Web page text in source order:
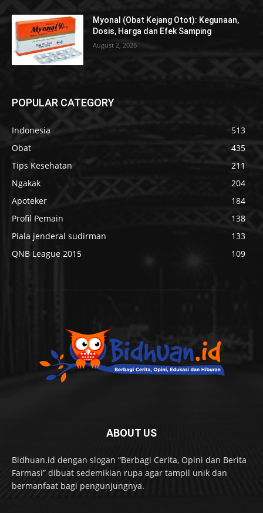
Myonal (Obat Kejang Otot): Kegunaan,
Dosis, Harga dan Efek Samping
August 2, 2026
POPULAR CATEGORY
Indonesia
513
Obat
435
Tips Kesehatan
211
Ngakak
204
Apoteker
184
Profil Pemain
138
Piala jenderal sudirman
133
QNB League 2015
109
ABOUT US
Bidhuan.id dengan slogan “Berbagi Cerita, Opini dan Berita
Farmasi” dibuat sedemikian rupa agar tampil unik dan
bermanfaat bagi pengunjungnya.